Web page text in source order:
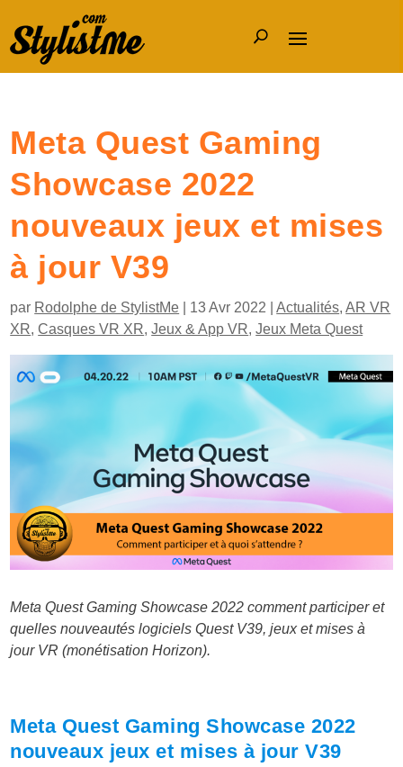
Meta Quest Gaming
Showcase 2022
nouveaux jeux et mises
à jour V39
par Rodolphe de StylistMe 13 Avr 2022 |Actualités,AR VR
XR,Casques VR XR,Jeux & App VR,Jeux Meta Quest
Meta Quest Gaming Showcase 2022 comment participer et
quelles nouveautés logiciels Quest V39, jeux et mises à
jour VR (monétisation Horizon).
Meta Quest Gaming Showcase 2022
nouveaux jeux et mises à jour V39